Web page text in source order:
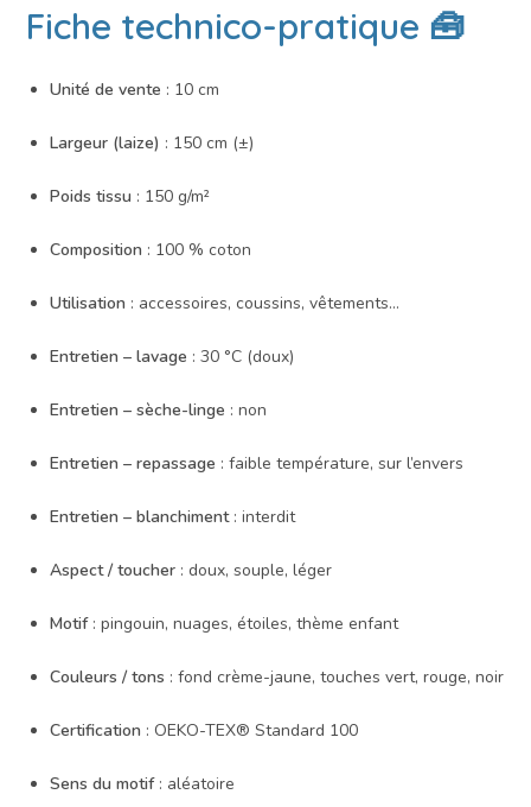
Fiche technico-pratique 🧰
Unité de vente : 10 cm
Largeur (laize) : 150 cm (±)
Poids tissu : 150 g/m²
Composition : 100 % coton
Utilisation : accessoires, coussins, vêtements…
Entretien – lavage : 30 °C (doux)
Entretien – sèche-linge : non
Entretien – repassage : faible température, sur l’envers
Entretien – blanchiment: interdit
Aspect / toucher : doux, souple, léger
Motif: pingouin, nuages, étoiles, thème enfant
Couleurs / tons : fond crème-jaune, touches vert, rouge, noir
Certification : OEKO-TEX® Standard 100
Sens du motif: aléatoire